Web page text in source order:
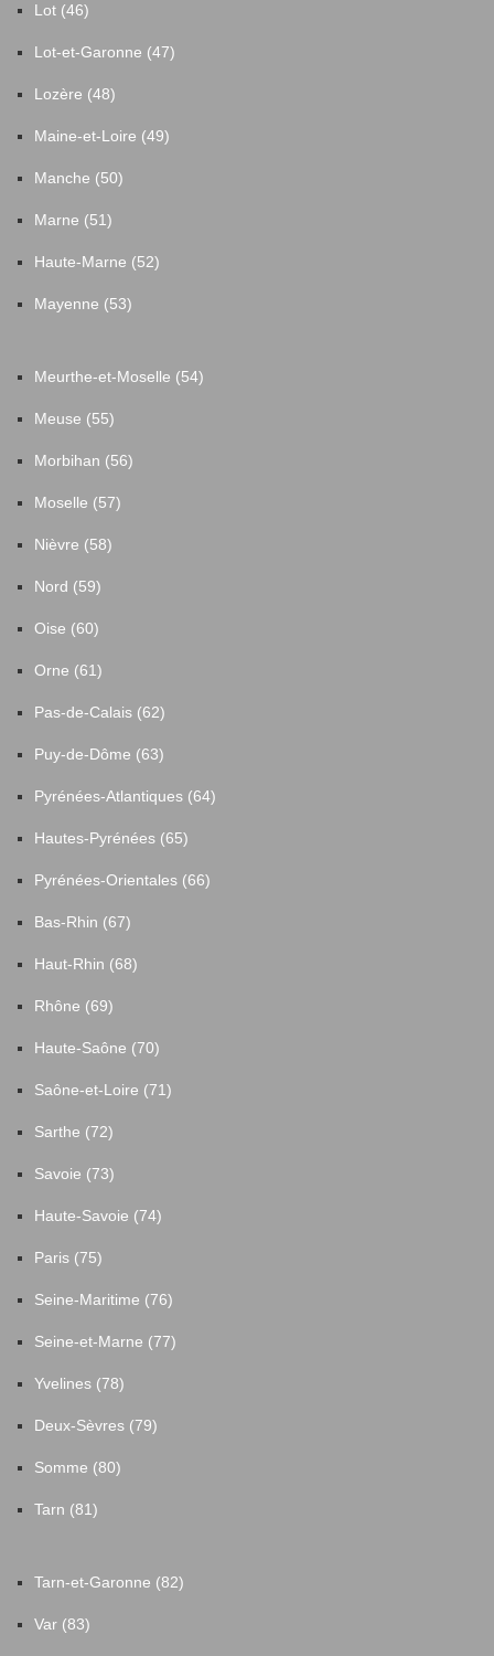
Lot (46)
Lot-et-Garonne (47)
Lozère (48)
Maine-et-Loire (49)
Manche (50)
Marne (51)
Haute-Marne (52)
Mayenne (53)
Meurthe-et-Moselle (54)
Meuse (55)
Morbihan (56)
Moselle (57)
Nièvre (58)
Nord (59)
Oise (60)
Orne (61)
Pas-de-Calais (62)
Puy-de-Dôme (63)
Pyrénées-Atlantiques (64)
Hautes-Pyrénées (65)
Pyrénées-Orientales (66)
Bas-Rhin (67)
Haut-Rhin (68)
Rhône (69)
Haute-Saône (70)
Saône-et-Loire (71)
Sarthe (72)
Savoie (73)
Haute-Savoie (74)
Paris (75)
Seine-Maritime (76)
Seine-et-Marne (77)
Yvelines (78)
Deux-Sèvres (79)
Somme (80)
Tarn (81)
Tarn-et-Garonne (82)
Var (83)